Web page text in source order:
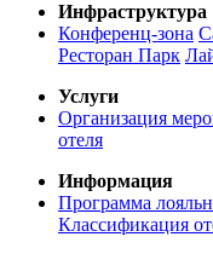
Инфраструктура
Конференц-зона
Ресторан Парк
Услуги
Организация
отеля
Информация
Программа
Классификация